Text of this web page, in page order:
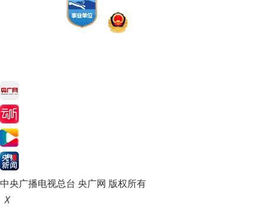
中央广播电视总台 央广网 版权所有
X